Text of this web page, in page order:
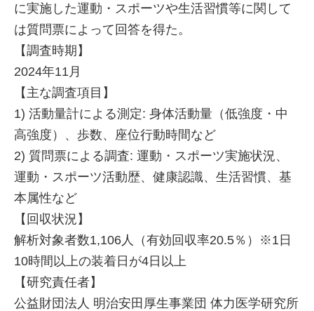
に実施した運動・スポーツや生活習慣等に関して
は質問票によって回答を得た。
【調査時期】
2024年11月
【主な調査項目】
1) 活動量計による測定: 身体活動量（低強度・中
高強度）、歩数、座位行動時間など
2) 質問票による調査: 運動・スポーツ実施状況、
運動・スポーツ活動歴、健康認識、生活習慣、基
本属性など
【回収状況】
解析対象者数1,106人（有効回収率20.5％）※1日
10時間以上の装着日が4日以上
【研究責任者】
公益財団法人 明治安田厚生事業団 体力医学研究所